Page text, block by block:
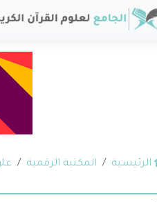
الرئيسية المكتبة الرقمية